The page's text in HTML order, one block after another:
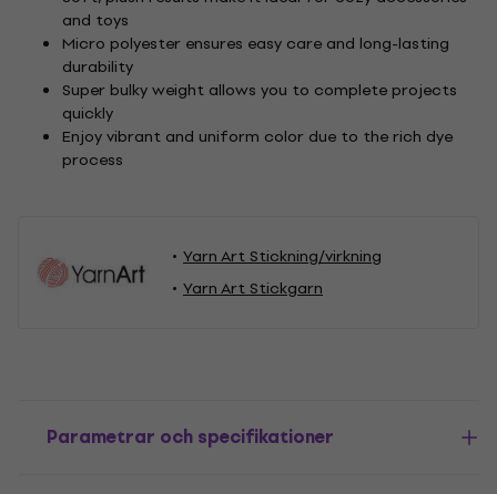
and toys
Micro polyester ensures easy care and long-lasting
durability
Super bulky weight allows you to complete projects
quickly
Enjoy vibrant and uniform color due to the rich dye
process
Yarn Art Stickning/virkning
Yarn Art Stickgarn
Parametrar och specifikationer